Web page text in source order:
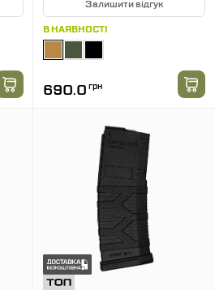
Залишити відгук
В НАЯВНОСТІ
690.0 грн